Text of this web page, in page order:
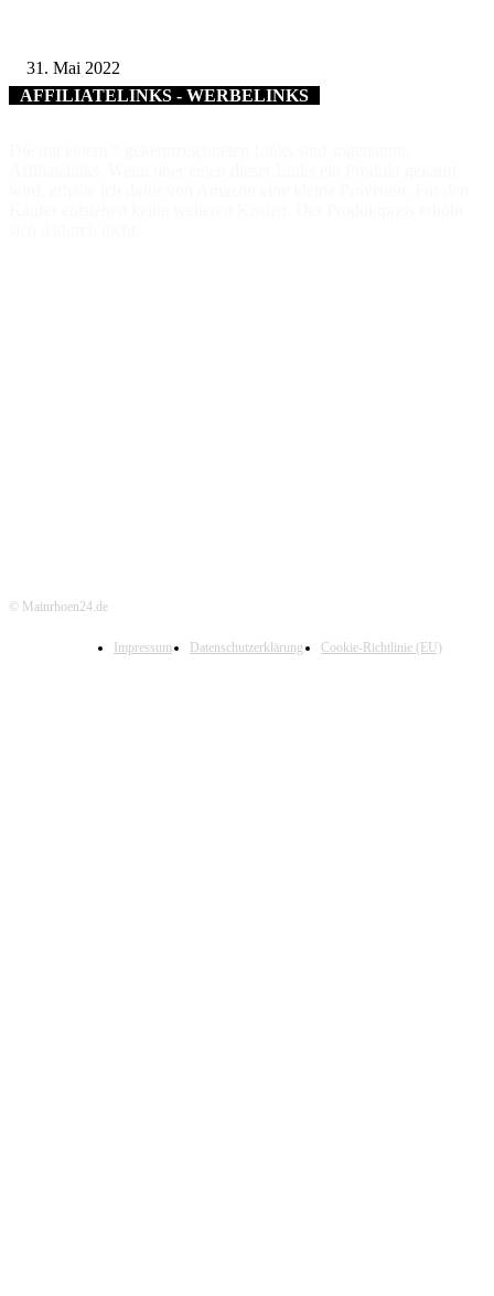
31. Mai 2022
AFFILIATELINKS - WERBELINKS
© Mainrhoen24.de
Impressum Datenschutzerklärung Cookie-Richtlinie (EU)